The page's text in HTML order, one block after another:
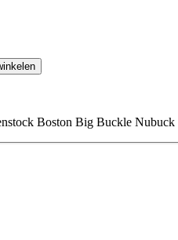
Boston Big Buckle Nubuck